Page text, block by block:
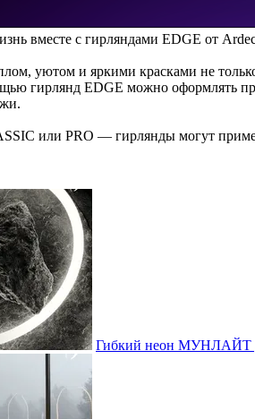
вместе с гирляндами EDGE от
уютом и яркими красками не
гирлянд EDGE можно оформлять
или PRO — гирлянды могут
Гибкий неон МУНЛАЙТ